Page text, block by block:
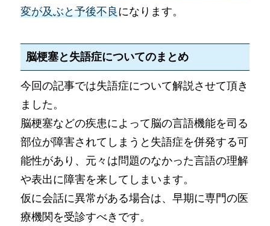
変が及ぶと予後不良になります。
脳梗塞と失語症についてのまとめ
今回の記事では失語症について解説させて頂き
ました。
脳梗塞などの疾患によって脳の言語機能を司る
部位が障害されてしまうと失語症を併発する可
能性があり、元々は問題のなかった言語の理解
や表出に障害を来してしまいます。
仮に会話に異常がある場合は、早期に専門の医
療機関を受診すべきです。